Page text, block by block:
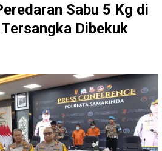
Sabu 5 Kg di
Dibekuk